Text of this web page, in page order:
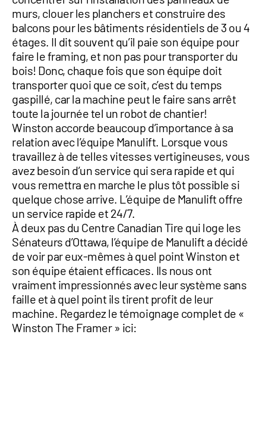
murs, clouer les planchers et construire des
balcons pour les bâtiments résidentiels de 3 ou 4
étages. Il dit souvent qu’il paie son équipe pour
faire le framing, et non pas pour transporter du
bois! Donc, chaque fois que son équipe doit
transporter quoi que ce soit, c’est du temps
gaspillé, car la machine peut le faire sans arrêt
toute la journée tel un robot de chantier!
Winston accorde beaucoup d’importance à sa
relation avec l’équipe Manulift. Lorsque vous
travaillez à de telles vitesses vertigineuses, vous
avez besoin d’un service qui sera rapide et qui
vous remettra en marche le plus tôt possible si
quelque chose arrive. L’équipe de Manulift offre
un service rapide et 24/7.
À deux pas du Centre Canadian Tire qui loge les
Sénateurs d’Ottawa, l’équipe de Manulift a décidé
de voir par eux-mêmes à quel point Winston et
son équipe étaient efficaces. Ils nous ont
vraiment impressionnés avec leur système sans
faille et à quel point ils tirent profit de leur
machine. Regardez le témoignage complet de «
Winston The Framer » ici: